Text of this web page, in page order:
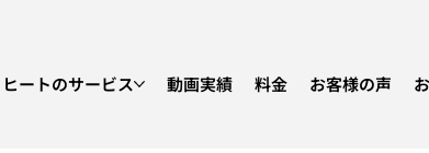
ヒートのサービス 動画実績 料金 お客様の声